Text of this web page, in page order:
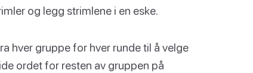
og legg strimlene i en eske.
hver gruppe for hver runde til å velge
ordet for resten av gruppen på